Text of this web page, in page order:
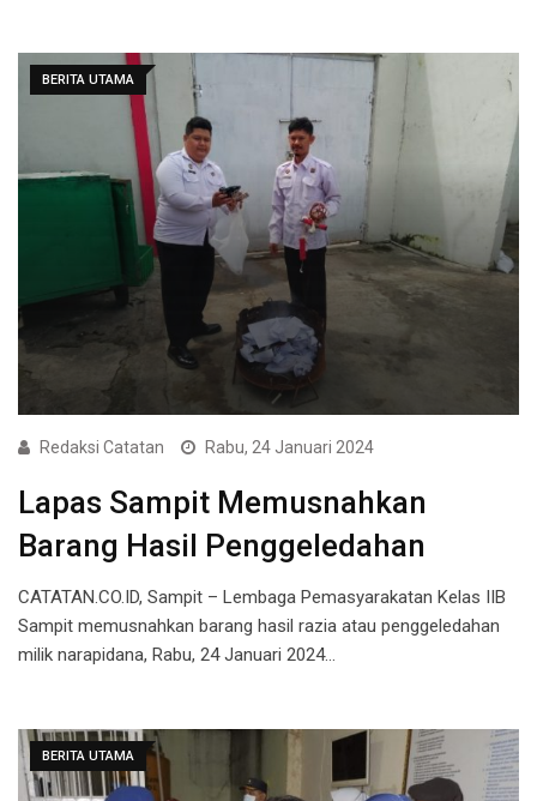
BERITA UTAMA
Redaksi Catatan Rabu, 24 Januari 2024
Lapas Sampit Memusnahkan
Barang Hasil Penggeledahan
CATATAN.CO.ID, Sampit – Lembaga Pemasyarakatan Kelas IIB
Sampit memusnahkan barang hasil razia atau penggeledahan
milik narapidana, Rabu, 24 Januari 2024…
BERITA UTAMA